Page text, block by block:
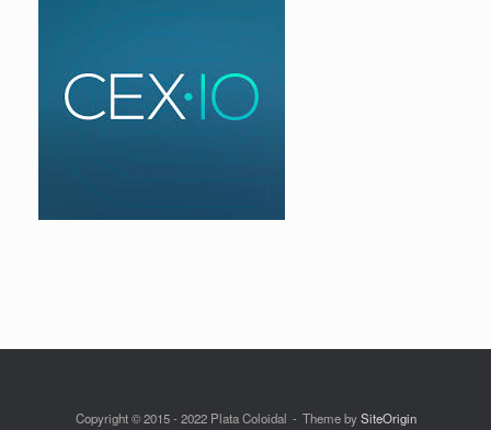
Copyright © 2015 - 2022 Plata Coloidal Theme bySiteOrigin